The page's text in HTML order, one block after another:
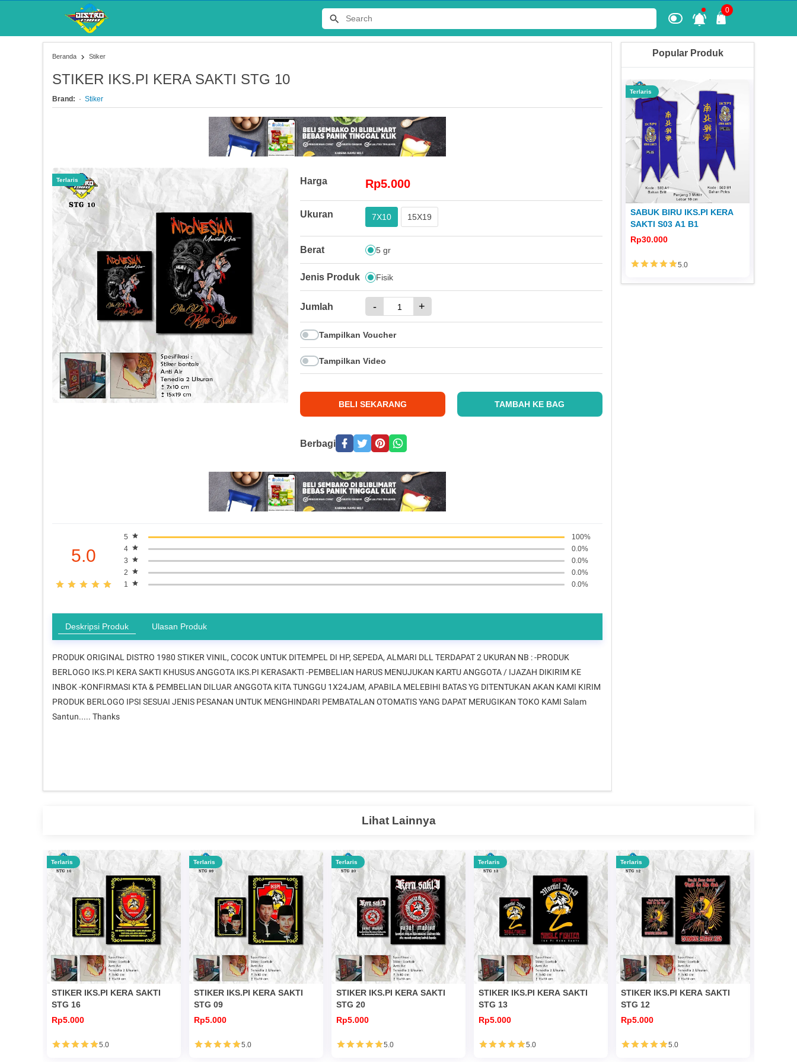
0
Beranda Stiker
STIKER IKS.PI KERA SAKTI STG 10
Brand: Stiker
Terlaris Harga Rp5.000
Ukuran 7X10 15X19
Berat 5 gr
Jenis Produk Fisik
Jumlah - +
Tampilkan Voucher
Tampilkan Video
BELI SEKARANG TAMBAH KE BAG
Berbagi
5.0
5
100%
4
0.0%
3
0.0%
2
0.0%
1
0.0%
Deskripsi Produk Ulasan Produk
PRODUK ORIGINAL DISTRO 1980 STIKER VINIL, COCOK UNTUK DITEMPEL DI HP, SEPEDA, ALMARI DLL TERDAPAT 2 UKURAN NB : -PRODUK
BERLOGO IKS.PI KERA SAKTI KHUSUS ANGGOTA IKS.PI KERASAKTI -PEMBELIAN HARUS MENUJUKAN KARTU ANGGOTA / IJAZAH DIKIRIM KE
INBOK -KONFIRMASI KTA & PEMBELIAN DILUAR ANGGOTA KITA TUNGGU 1X24JAM, APABILA MELEBIHI BATAS YG DITENTUKAN AKAN KAMI KIRIM
PRODUK BERLOGO IPSI SESUAI JENIS PESANAN UNTUK MENGHINDARI PEMBATALAN OTOMATIS YANG DAPAT MERUGIKAN TOKO KAMI Salam
Santun..... Thanks
Popular Produk
Rp65.000
5.0
Terlaris
SABUK BIRU IKS.PI KERA
SAKTI S03 A1 B1
Rp30.000
5.0
Lihat Lainnya
Terlaris
STIKER IKS.PI KERA SAKTI
STG 16
Rp5.000
5.0
Terlaris
STIKER IKS.PI KERA SAKTI
STG 09
Rp5.000
5.0
Terlaris
STIKER IKS.PI KERA SAKTI
STG 20
Rp5.000
5.0
Terlaris
STIKER IKS.PI KERA SAKTI
STG 13
Rp5.000
5.0
Terlaris
STIKER IKS.PI KERA SAKTI
STG 12
Rp5.000
5.0